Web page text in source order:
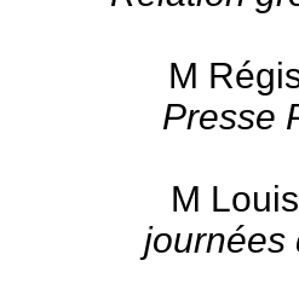
M
Presse
M
journées